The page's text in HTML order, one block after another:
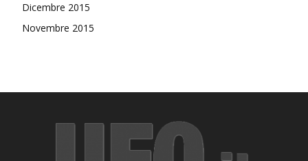
Dicembre 2015
Novembre 2015